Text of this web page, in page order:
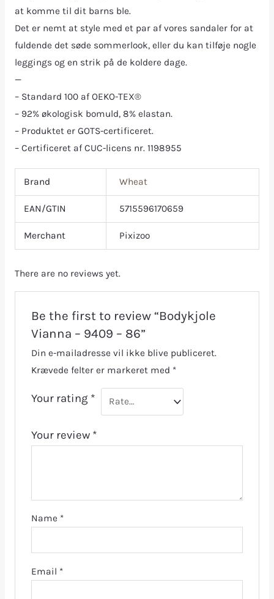
at komme til dit barns ble.
Det er nemt at style med et par af vores sandaler for at
fuldende det søde sommerlook, eller du kan tilføje nogle
leggings og en strik på de koldere dage.
—
– Standard 100 af OEKO-TEX®
– 92% økologisk bomuld, 8% elastan.
– Produktet er GOTS-certificeret.
– Certificeret af CUC-licens nr. 1198955
Brand Wheat
EAN/GTIN 5715596170659
Merchant Pixizoo
There are no reviews yet.
Be the first to review “Bodykjole
Vianna – 9409 – 86”
Din e-mailadresse vil ikke blive publiceret.
Krævede felter er markeret med *
Your rating *
Your review *
Name *
Email *